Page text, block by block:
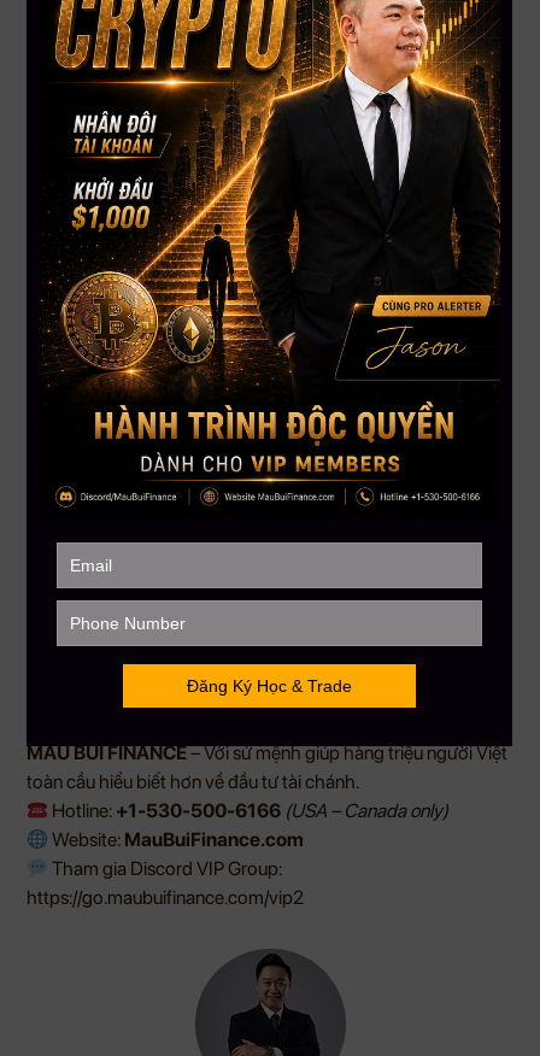
Kỷ luật giao dịch không giúp bạn tránh hoàn toàn thua lỗ.
Nhưng nó giúp bạn tránh những quyết định thiếu kiểm soát
có thể ảnh hưởng lớn đến tài khoản.
Học Cách Quan Sát Thị Trường Qua Những Tình Huống
Thực Tế
Đối với New Member, việc theo dõi cách phân tích cơ hội
trong điều kiện thị trường thực tế có thể giúp hình thành tư
duy giao dịch rõ ràng hơn.
Với VIP GOLD, thành viên mới được tiếp cận:
Tín hiệu Stocks
Live Trading xuyên tuần
Cập nhật tin tức thị trường mỗi ngày
Góc nhìn thực tế về cách theo dõi và phân tích cơ hội giao
Mục tiêu không phải là chạy theo mọi biến động ngắn hạn,
mà là xây dựng nền tảng để hiểu thị trường tốt hơn trước khi
đưa ra quyết định.
tìm kiếm lợi nhuận nhanh hơn, hãy dành thời gian để hiểu rõ
cách nó vận hành và mức độ rủi ro phù hợp với bản thân.
Đầu tư và giao dịch luôn tiềm ẩn rủi ro. Mỗi quyết định cần
được cân nhắc dựa trên kiến thức, mục tiêu tài chính và khả
năng chấp nhận rủi ro của từng cá nhân.
+1-530-500-6166 (USA – Canada only)
MAU BUI FINANCE– Với sứ mệnh giúp hàng triệu người Việt
toàn cầu hiểu biết hơn về đầu tư tài chánh.
Hotline: +1-530-500-6166 (USA – Canada only)
Website: MauBuiFinance.com
Tham gia Discord VIP Group:
https://go.maubuifinance.com/vip2